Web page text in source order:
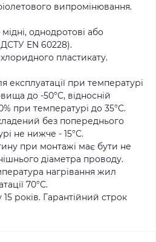
випромінювання.
однодротові або
ДСТУ EN 60228).
пластикату.
експлуатації при температурі
до -50°С, відносній
при температурі до 35°С.
без попереднього
не нижче - 15°С.
при монтажі має бути не
діаметра проводу.
нагрівання жил
70°С.
років. Гарантійний строк